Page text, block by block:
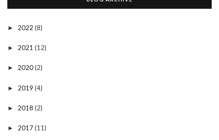
► 2022 (8)
► 2021 (12)
► 2020(2)
► 2019 (4)
► 2018 (2)
► 2017(11)